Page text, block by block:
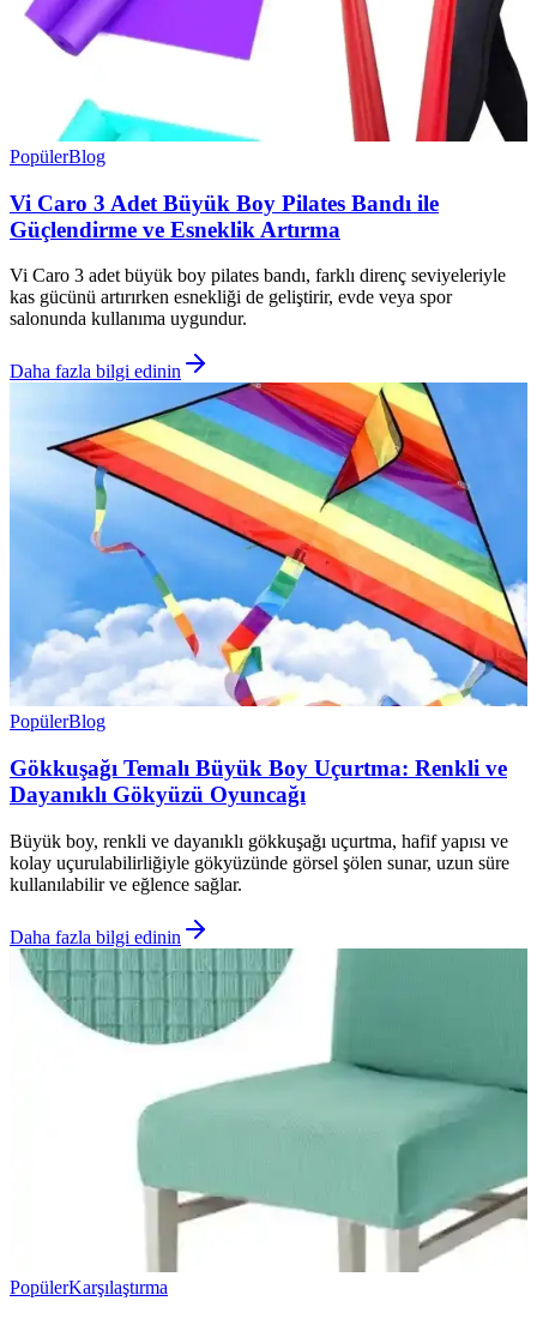
PopülerBlog
Vi Caro 3 Adet Büyük Boy Pilates Bandı ile
Güçlendirme ve Esneklik Artırma
Vi Caro 3 adet büyük boy pilates bandı, farklı direnç seviyeleriyle
kas gücünü artırırken esnekliği de geliştirir, evde veya spor
salonunda kullanıma uygundur.
Daha fazla bilgi edinin
PopülerBlog
Gökkuşağı Temalı Büyük Boy Uçurtma: Renkli ve
Dayanıklı Gökyüzü Oyuncağı
Büyük boy, renkli ve dayanıklı gökkuşağı uçurtma, hafif yapısı ve
kolay uçurulabilirliğiyle gökyüzünde görsel şölen sunar, uzun süre
kullanılabilir ve eğlence sağlar.
Daha fazla bilgi edinin
PopülerKarşılaştırma